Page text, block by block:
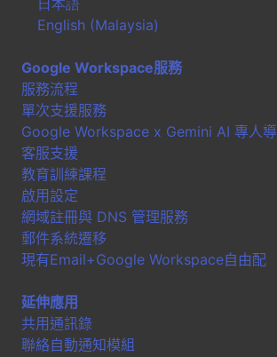
English (Malaysia)
Google Workspace服務
服務流程
單次支援服務
Google Workspace x Gemini AI 專人
客服支援
教育訓練課程
啟用設定
網域註冊與 DNS 管理服務
郵件系統遷移
現有Email+Google Workspace自由配
延伸應用
共用通訊錄
聯絡自動通知模組